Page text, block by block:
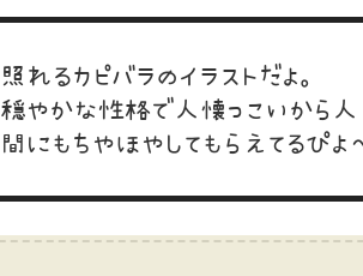
照れるカピバラのイラストだよ。
穏やかな性格で人懐っこいから人
間にもちやほやしてもらえてるぴよ